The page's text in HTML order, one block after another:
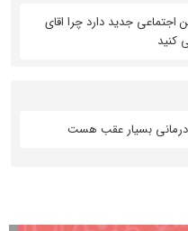
اجتماعی جدید دارد چرا اقای
کنید
درمانی بسیار عقب هست